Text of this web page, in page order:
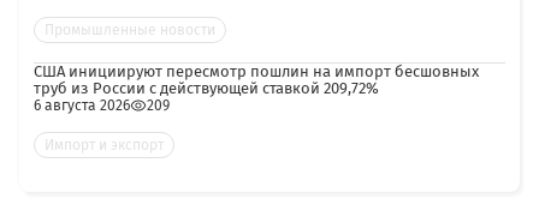
Промышленные новости
США инициируют пересмотр пошлин на импорт бесшовных
труб из России с действующей ставкой 209,72%
6 августа 2026 209
Импорт и экспорт